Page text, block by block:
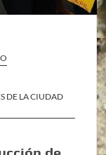
DE LA CIUDAD